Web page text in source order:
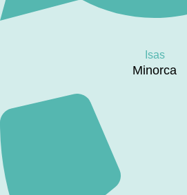
Isas
Minorca